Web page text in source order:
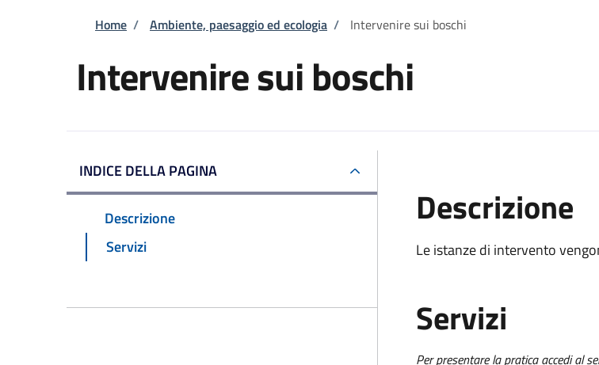
Briciole di pane
Home / Ambiente, paesaggio ed ecologia / Intervenire sui boschi
Intervenire sui boschi
INDICE DELLA PAGINA
Descrizione
Servizi
Descrizione
Le istanze di intervento
Servizi
Per presentare la pratica accedi al